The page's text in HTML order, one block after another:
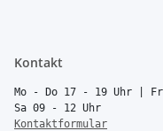
Kontakt
Mo - Do 17 - 19 Uhr |
Sa 09 - 12 Uhr
Kontaktformular